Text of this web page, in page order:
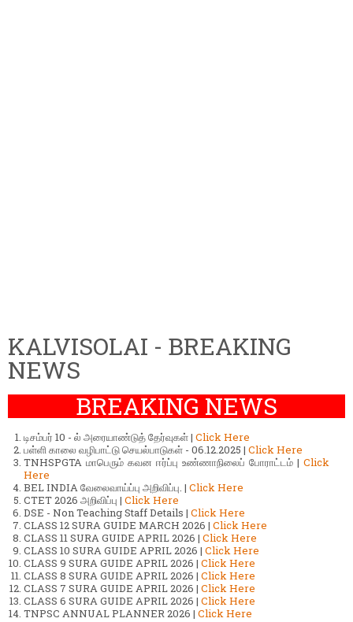
KALVISOLAI - BREAKING
NEWS
BREAKING NEWS
டிசம்பர் 10 - ல் அரையாண்டுத் தேர்வுகள் | Click Here
பள்ளி காலை வழிபாட்டு செயல்பாடுகள் - 06.12.2025 | Click Here
TNHSPGTA மாபெரும் கவன ஈர்ப்பு உண்ணாநிலைப் போராட்டம் | Click
Here
BEL INDIA வேலைவாய்ப்பு அறிவிப்பு. | Click Here
CTET 2026 அறிவிப்பு | Click Here
DSE - Non Teaching Staff Details | Click Here
CLASS 12 SURA GUIDE MARCH 2026 | Click Here
CLASS 11 SURA GUIDE APRIL 2026 | Click Here
CLASS 10 SURA GUIDE APRIL 2026 | Click Here
CLASS 9 SURA GUIDE APRIL 2026 | Click Here
CLASS 8 SURA GUIDE APRIL 2026 | Click Here
CLASS 7 SURA GUIDE APRIL 2026 | Click Here
CLASS 6 SURA GUIDE APRIL 2026 | Click Here
TNPSC ANNUAL PLANNER 2026 | Click Here